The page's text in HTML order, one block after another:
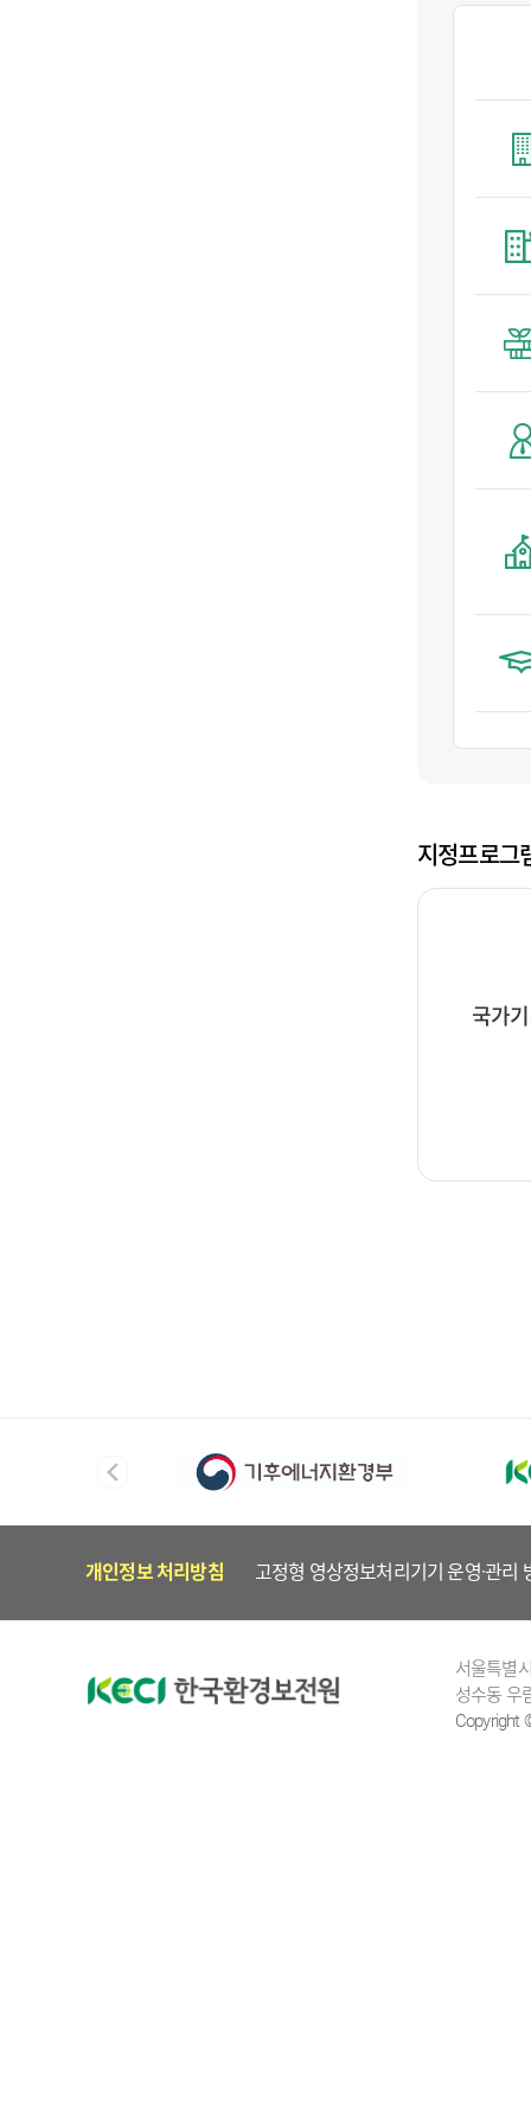
지정프로그
국가
개인정보 처리방침 고정형 영상정보처리기기 운영·관리
서울특별
성수동 우
Copyright